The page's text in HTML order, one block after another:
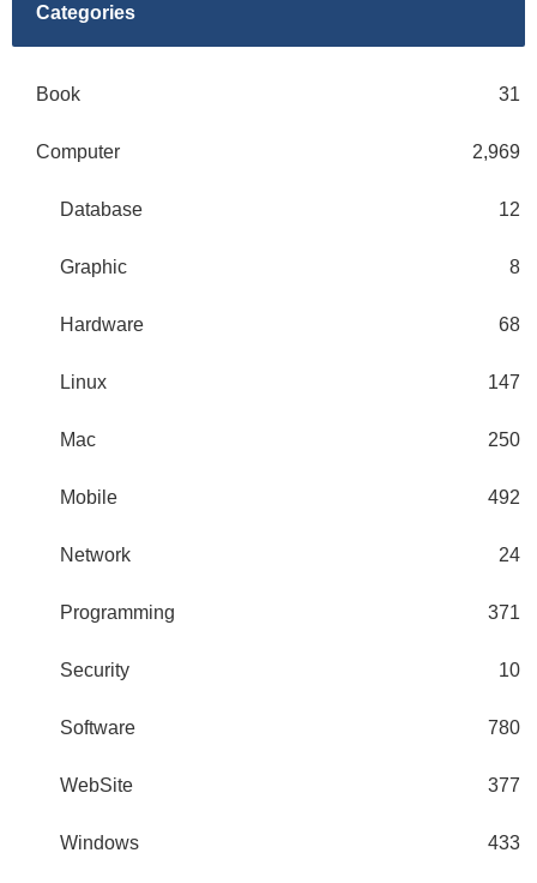
Categories
Book 31
Computer 2,969
Database 12
Graphic 8
Hardware 68
Linux 147
Mac 250
Mobile 492
Network 24
Programming 371
Security 10
Software 780
WebSite 377
Windows 433